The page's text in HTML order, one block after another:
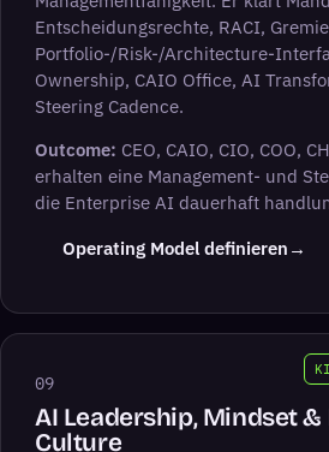
Entscheidungsrechte, RACI,
Portfolio-/Risk-/Architecture-
Ownership, CAIO Office, AI
Steering Cadence.
Outcome: CEO, CAIO, CIO, COO,
erhalten eine Management- und
die Enterprise AI dauerhaft
Operating Model definieren →
09
AI Leadership, Mindset &
Culture